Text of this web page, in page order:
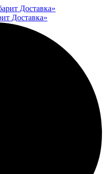
Доставка»